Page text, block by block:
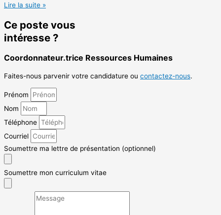
Lire la suite »
Ce poste vous
intéresse ?
Coordonnateur.trice Ressources Humaines
Faites-nous parvenir votre candidature ou contactez-nous.
Prénom
Nom
Téléphone
Courriel
Soumettre ma lettre de présentation (optionnel)
Soumettre mon curriculum vitae